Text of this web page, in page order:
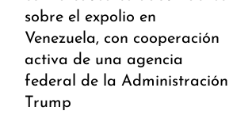
sobre el expolio en
Venezuela, con cooperación
activa de una agencia
federal de la Administración
Trump